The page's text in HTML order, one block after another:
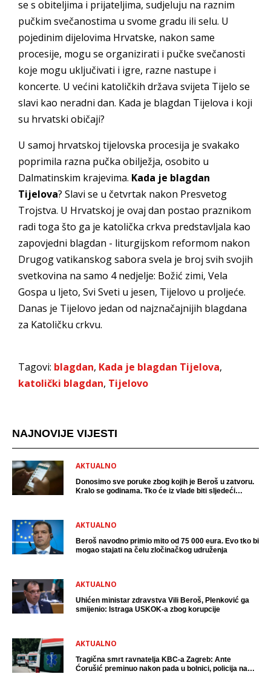
se s obiteljima i prijateljima, sudjeluju na raznim
pučkim svečanostima u svome gradu ili selu. U
pojedinim dijelovima Hrvatske, nakon same
procesije, mogu se organizirati i pučke svečanosti
koje mogu uključivati i igre, razne nastupe i
koncerte. U većini katoličkih država svijeta Tijelo se
slavi kao neradni dan. Kada je blagdan Tijelova i koji
su hrvatski običaji?
U samoj hrvatskoj tijelovska procesija je svakako
poprimila razna pučka obilježja, osobito u
Dalmatinskim krajevima. Kada je blagdan
Tijelova? Slavi se u četvrtak nakon Presvetog
Trojstva. U Hrvatskoj je ovaj dan postao praznikom
radi toga što ga je katolička crkva predstavljala kao
zapovjedni blagdan - liturgijskom reformom nakon
Drugog vatikanskog sabora svela je broj svih svojih
svetkovina na samo 4 nedjelje: Božić zimi, Vela
Gospa u ljeto, Svi Sveti u jesen, Tijelovo u proljeće.
Danas je Tijelovo jedan od najznačajnijih blagdana
za Katoličku crkvu.
Tagovi: blagdan, Kada je blagdan Tijelova,
katolički blagdan, Tijelovo
NAJNOVIJE VIJESTI
AKTUALNO
Donosimo sve poruke zbog kojih je Beroš u zatvoru.
Kralo se godinama. Tko će iz vlade biti sljedeći
AKTUALNO
Beroš navodno primio mito od 75 000 eura. Evo tko bi
mogao stajati na čelu zločinačkog udruženja
AKTUALNO
Uhićen ministar zdravstva Vili Beroš, Plenković ga
smijenio: Istraga USKOK-a zbog korupcije
AKTUALNO
Tragična smrt ravnatelja KBC-a Zagreb: Ante
Ćorušić preminuo nakon pada u bolnici, policija na